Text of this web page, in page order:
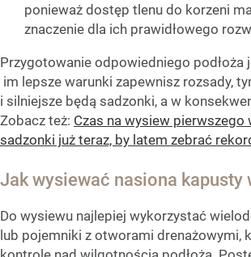
ponieważ dostęp tlenu do korzeni
znaczenie dla ich prawidłowego
Przygotowanie odpowiedniego podłoża
im lepsze warunki zapewnisz rozsady,
i silniejsze będą sadzonki, a w
Zobacz też: Czas na wysiew pierwszego
sadzonki już teraz, by latem zebrać
Jak wysiewać nasiona kapusty
Do wysiewu najlepiej wykorzystać
lub pojemniki z otworami drenażowymi,